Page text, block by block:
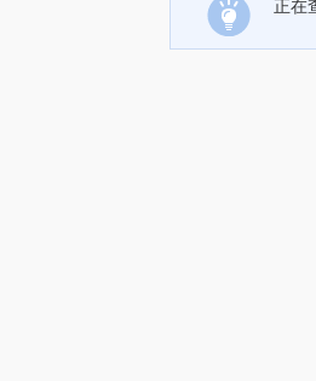
正在